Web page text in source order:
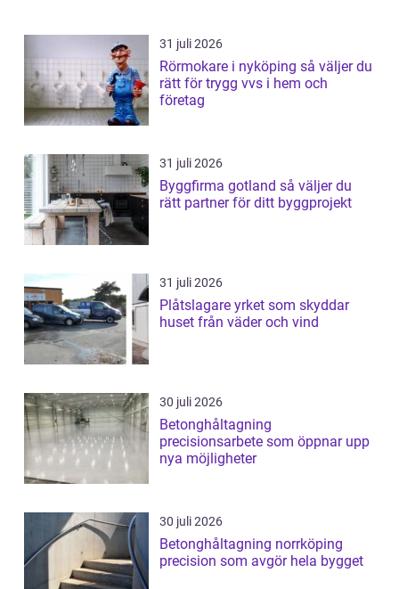
31 juli 2026
Rörmokare i nyköping så väljer du
rätt för trygg vvs i hem och
företag
31 juli 2026
Byggfirma gotland så väljer du
rätt partner för ditt byggprojekt
31 juli 2026
Plåtslagare yrket som skyddar
huset från väder och vind
30 juli 2026
Betonghåltagning
precisionsarbete som öppnar upp
nya möjligheter
30 juli 2026
Betonghåltagning norrköping
precision som avgör hela bygget